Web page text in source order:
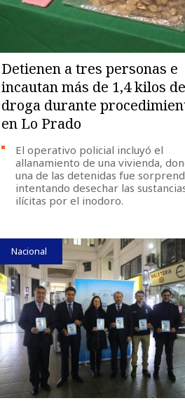
Detienen a tres personas e
incautan más de 1,4 kilos de
droga durante
en Lo Prado
El operativo policial incluyó el
allanamiento de una vivienda,
una de las detenidas fue
intentando desechar las
ilícitas por el inodoro.
Nacional